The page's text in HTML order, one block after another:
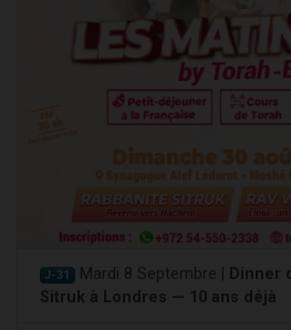
J-31 Mardi 8 Septembre |
Dinner
Sitruk à Londres — 10 ans déjà